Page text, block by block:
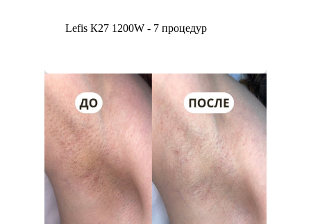
Lefis К27 1200W - 7 процедур